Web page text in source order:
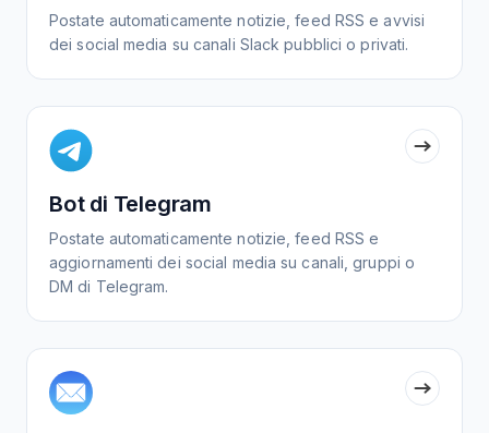
Postate automaticamente notizie, feed RSS e avvisi
dei social media su canali Slack pubblici o privati.
Bot di Telegram
Postate automaticamente notizie, feed RSS e
aggiornamenti dei social media su canali, gruppi o
DM di Telegram.